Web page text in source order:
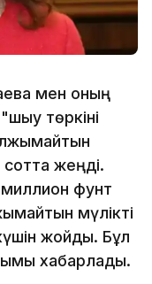
мен оның
төркіні
сотта жеңді.
фунт
мүлікті
жойды. Бұл
хабарлады.